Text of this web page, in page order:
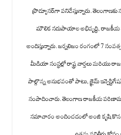
ప్రొడ్యూసర్‌గా పనిచేస్తున్నారు. తెలంగాణకు
మౌలిక సదుపాయాల అభివృద్ధి, రాజకీయ
అందిస్తున్నారు. జర్నలిజం రంగంలో 7
మీడియా సంస్థల్లో రాష్ట్ర వార్తలు మరియు
పాల్గొన్న అనుభవంతో పాటు, క్రైమ్
సంపాదించారు. తెలంగాణ రాజకీయ
సమాచారం అందించడంలో అంజి కృషి